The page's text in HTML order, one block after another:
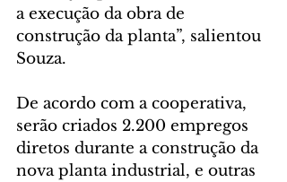
a execução da obra de
construção da planta”, salientou
Souza.
De acordo com a cooperativa,
serão criados 2.200 empregos
diretos durante a construção da
nova planta industrial, e outras